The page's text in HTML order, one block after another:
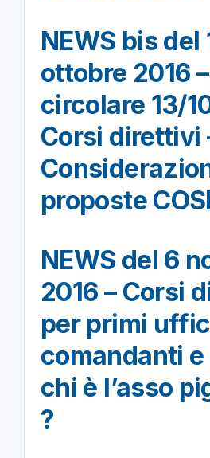
NEWS bis del
ottobre 2016
circolare 13/
Corsi direttivi
proposte
NEWS del 6
2016 – Corsi
per primi
comandanti
chi è l’asso
?